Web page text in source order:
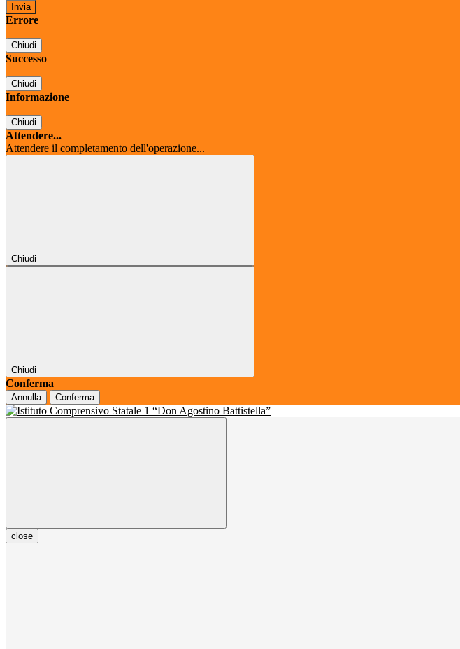
Errore
Chiudi
Successo
Chiudi
Informazione
Chiudi
Attendere...
Attendere il completamento dell'operazione...
Chiudi
Chiudi
Conferma
Annulla Conferma
close